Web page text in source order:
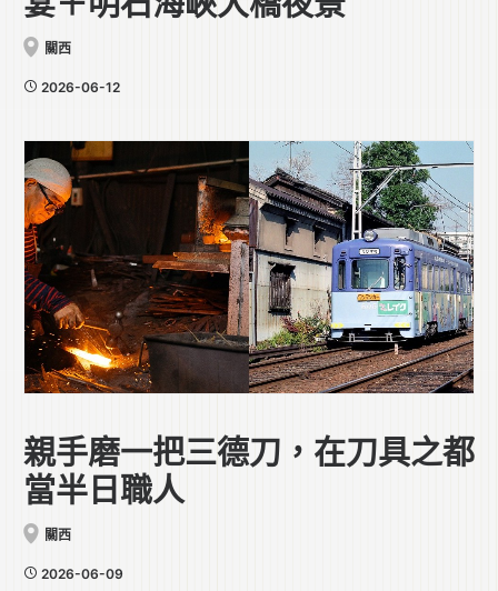
關西
2026-06-12
親手磨一把三德刀，在刀具之都
當半日職人
關西
2026-06-09